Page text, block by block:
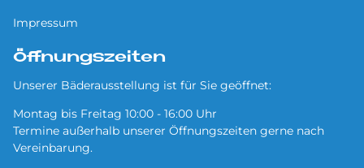
Impressum
Öffnungszeiten
Unserer Bäderausstellung ist für Sie geöffnet:
Montag bis Freitag 10:00 - 16:00 Uhr
Termine außerhalb unserer Öffnungszeiten gerne nach
Vereinbarung.